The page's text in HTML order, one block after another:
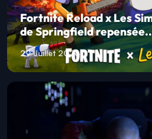
Fortnite Reload x Les
de Springfield
29 Juillet 2026